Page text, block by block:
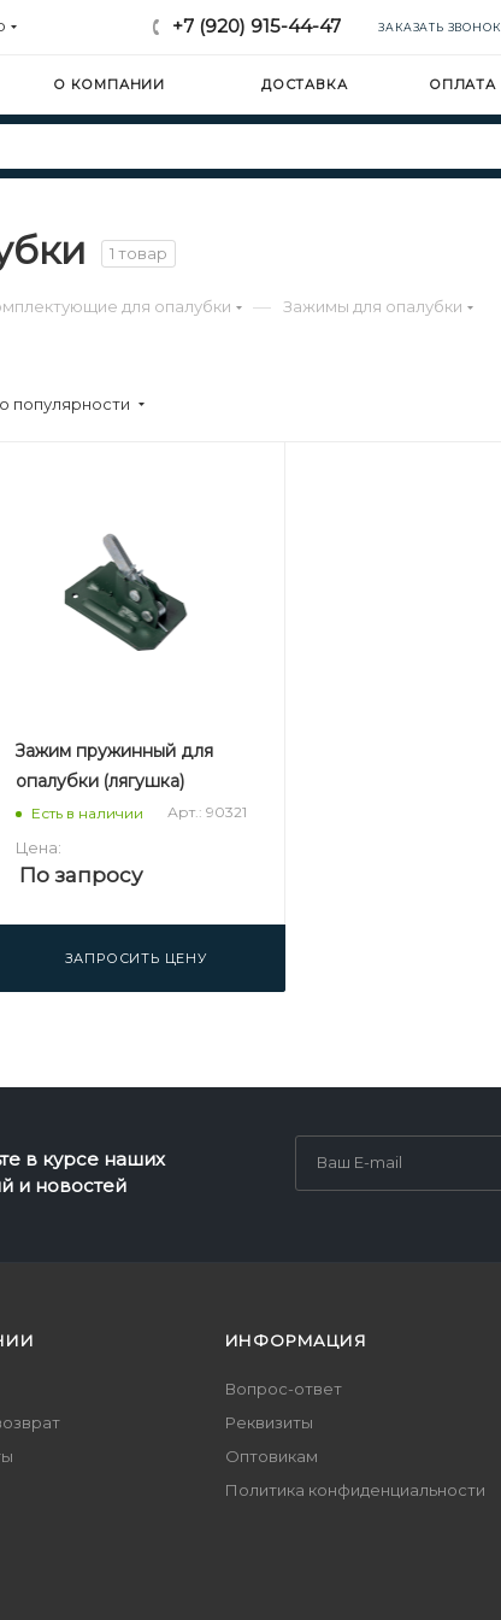
+7 (920) 915-44-47 ЗАКАЗАТЬ ЗВОНОК
О КОМПАНИИ ДОСТАВКА ОПЛАТА
1 товар
для опалубки — Зажимы для опалубки
популярности
Зажим пружинный для
опалубки (лягушка)
Есть в наличии Арт.: 90321
Цена:
По запросу
ЗАПРОСИТЬ ЦЕНУ
в курсе наших
и новостей
ИНФОРМАЦИЯ
Вопрос-ответ
Реквизиты
Оптовикам
Политика конфиденциальности